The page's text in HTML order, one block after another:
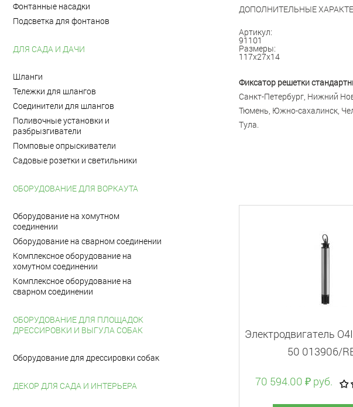
Фонтанные насадки
Подсветка для фонтанов
ДЛЯ САДА И ДАЧИ
Шланги
Тележки для шлангов
Соединители для шлангов
Поливочные установки и
разбрызгиватели
Помповые опрыскиватели
Садовые розетки и светильники
ОБОРУДОВАНИЕ ДЛЯ ВОРКАУТА
Оборудование на хомутном
соединении
Оборудование на сварном соединении
Комплексное оборудование на
хомутном соединении
Комплексное оборудование на
сварном соединении
ОБОРУДОВАНИЕ ДЛЯ ПЛОЩАДОК
ДРЕССИРОВКИ И ВЫГУЛА СОБАК
Оборудование для дрессировки собак
ДЕКОР ДЛЯ САДА И ИНТЕРЬЕРА
ДОПОЛНИТЕЛЬНЫЕ
Артикул:
91101
Размеры:
117x27x14
Фиксатор решетки
Санкт-Петербург, Нижний
Тюмень, Южно-сахалинск,
Тула.
Электродвигатель
50 013906/
70 594.00 ₽ руб.